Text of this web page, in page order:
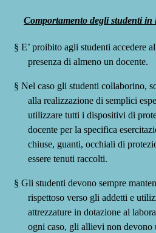
Comportamento degli studenti
§ E’ proibito agli studenti accedere
presenza di almeno un docente.
§ Nel caso gli studenti collaborino,
alla realizzazione di semplici
utilizzare tutti i dispositivi di
docente per la specifica
chiuse, guanti, occhiali di
essere tenuti raccolti.
§ Gli studenti devono sempre
rispettoso verso gli addetti e
attrezzature in dotazione al
ogni caso, gli allievi non devono